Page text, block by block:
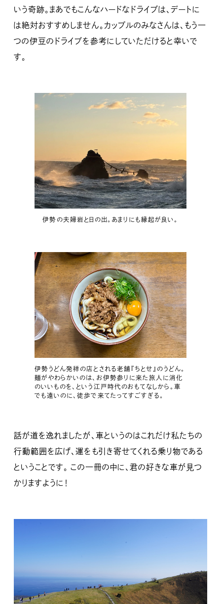
いう奇跡。まあでもこんなハードなドライブは、デートに
は絶対おすすめしません。カップルのみなさんは、もう一
つの伊豆のドライブを参考にしていただけると幸いで
す。
伊勢の夫婦岩と日の出。あまりにも縁起が良い。
伊勢うどん発祥の店とされる老舗『ちとせ』のうどん。
麺がやわらかいのは、お伊勢参りに来た旅人に消化
のいいものを、という江戸時代のおもてなしから。車
でも遠いのに、徒歩で来てたってすごすぎる。
話が道を逸れましたが、車というのはこれだけ私たちの
行動範囲を広げ、運をも引き寄せてくれる乗り物である
ということです。 この一冊の中に、君の好きな車が見つ
かりますように！